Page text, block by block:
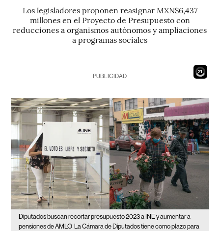
Los legisladores proponen reasignar MXN$6,437
millones en el Proyecto de Presupuesto con
reducciones a organismos autónomos y ampliaciones
a programas sociales
19
PUBLICIDAD
Diputados buscan recortar presupuesto 2023 a INE y aumentar a
pensiones de AMLO La Cámara de Diputados tiene como plazo para